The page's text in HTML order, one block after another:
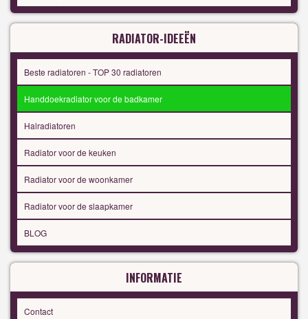
RADIATOR-IDEEËN
Beste radiatoren - TOP 30 radiatoren
Handdoekradiator voor de badkamer
Halradiatoren
Radiator voor de keuken
Radiator voor de woonkamer
Radiator voor de slaapkamer
BLOG
INFORMATIE
Contact